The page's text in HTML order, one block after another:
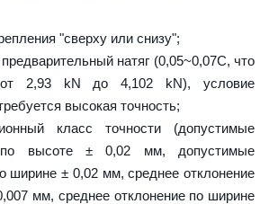
"сверху или снизу";
натяг (0,05~0,07C, что
от 2,93 kN до 4,102 kN), условие
высокая точность;
класс точности (допустимые
по высоте ± 0,02 мм, допустимые
ширине ± 0,02 мм, среднее отклонение
мм, среднее отклонение по ширине